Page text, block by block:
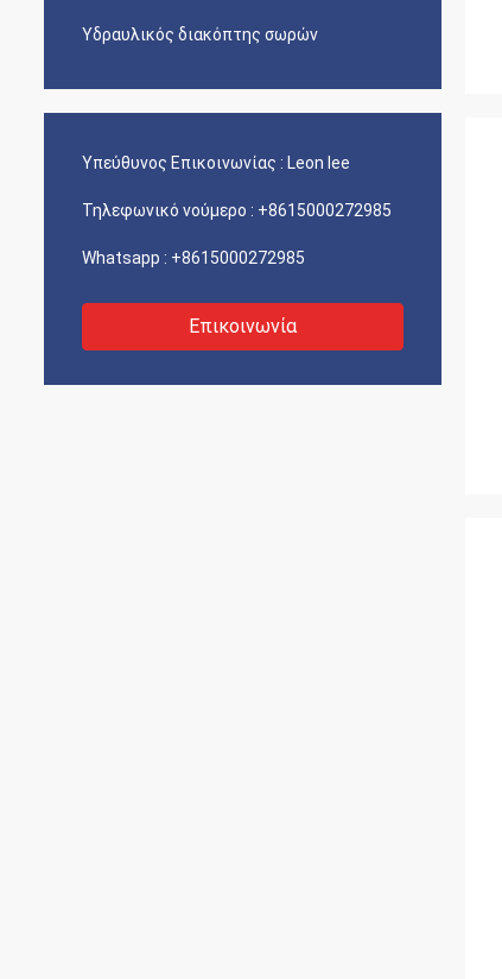
Υδραυλικός διακόπτης σωρών
Υπεύθυνος Επικοινωνίας : Leon lee
Τηλεφωνικό νούμερο : +8615000272985
Whatsapp : +8615000272985
Επικοινωνία